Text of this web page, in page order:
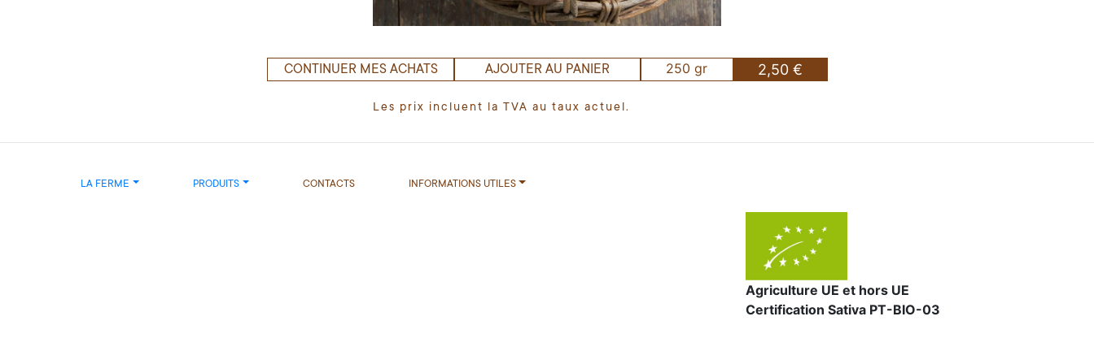
CONTINUER MES ACHATS AJOUTER AU PANIER 250 gr 2,50 €
Les prix incluent la TVA au taux actuel.
LA FERME PRODUITS CONTACTS INFORMATIONS UTILES
Agriculture UE et hors UE
Certification Sativa PT-BIO-03